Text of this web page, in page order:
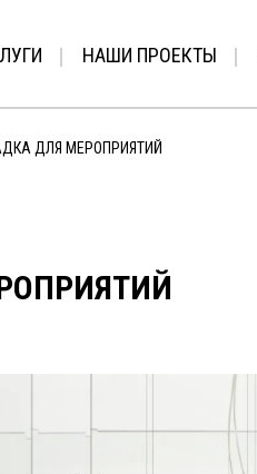
НАШИ ПРОЕКТЫ
ДЛЯ МЕРОПРИЯТИЙ